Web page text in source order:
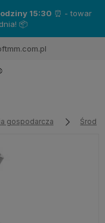
15:30 ⏰ - towar
📦
gospodarcza Środki